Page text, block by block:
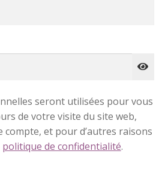
seront utilisées pour vous
de votre visite du site web,
compte, et pour d’autres raisons
politique de confidentialité.